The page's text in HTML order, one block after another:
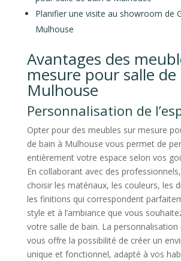
Planifier une visite au showroom de
Mulhouse
Avantages des
mesure pour salle de
Mulhouse
Personnalisation de
Opter pour des meubles sur mesure
de bain à Mulhouse vous permet de
entièrement votre espace selon vos
En collaborant avec des
choisir les matériaux, les couleurs, les
les finitions qui correspondent
style et à l’ambiance que vous
votre salle de bain. La personnalisation
vous offre la possibilité de créer un
unique et fonctionnel, adapté à vos